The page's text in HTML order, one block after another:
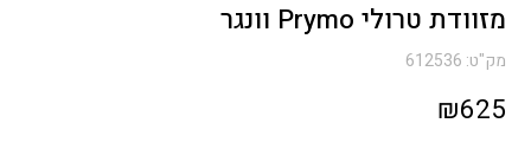
מזוודת טרולי Prymo וונגר
מק"ט: 612536
₪625